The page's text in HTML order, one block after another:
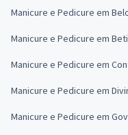
Manicure e Pedicure em
Manicure e Pedicure em
Manicure e Pedicure em
Manicure e Pedicure em
Manicure e Pedicure em